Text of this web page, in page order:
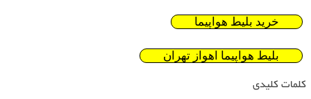
خرید بلیط هواپیما
بلیط هواپیما اهواز تهران
کلمات کلیدی